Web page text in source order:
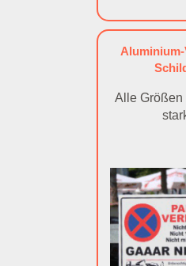
Alle Größen